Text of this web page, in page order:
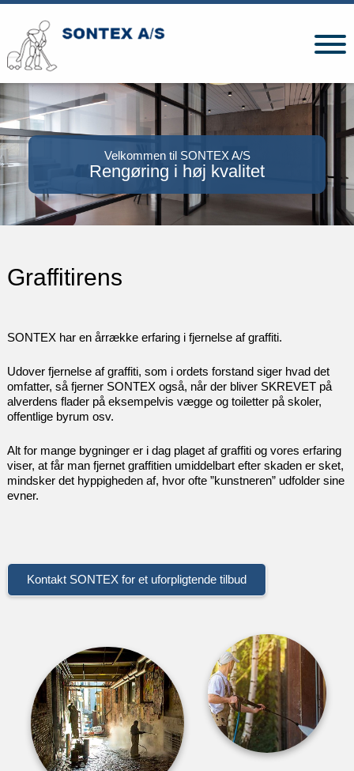
Velkommen til SONTEX A/S
Rengøring i høj kvalitet​
​Graffitirens
SONTEX har en årrække erfaring i fjernelse af graffiti.
Udover fjernelse af graffiti, som i ordets forstand siger hvad det
omfatter, så fjerner SONTEX også, når der bliver SKREVET på
alverdens flader på eksempelvis vægge og toiletter på skoler,
offentlige byrum osv.
Alt for mange bygninger er i dag plaget af graffiti og vores erfaring
viser, at får man fjernet graffitien umiddelbart efter skaden er sket,
mindsker det hyppigheden af, hvor ofte ”kunstneren” udfolder sine
evner.
Kontakt SONTEX for et uforpligtende tilbud